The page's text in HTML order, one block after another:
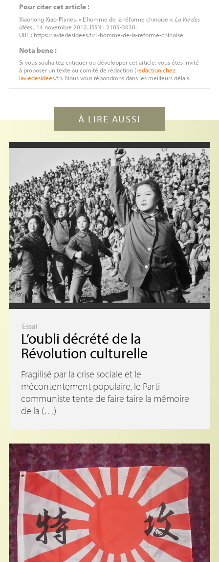
Pour citer cet article :
Xiaohong Xiao-Planes, « L’homme de la réforme chinoise », La Vie des
idées, 14 novembre 2012. ISSN : 2105-3030.
URL : https://laviedesidees.fr/L-homme-de-la-reforme-chinoise
Nota bene :
Si vous souhaitez critiquer ou développer cet article, vous êtes invité
à proposer un texte au comité de rédaction (redactionchez
laviedesidees.fr). Nous vous répondrons dans les meilleurs délais.
À LIRE AUSSI
Essai
L’oubli décrété de la
Révolution culturelle
Fragilisé par la crise sociale et le
mécontentement populaire, le Parti
communiste tente de faire taire la mémoire
de la (…)